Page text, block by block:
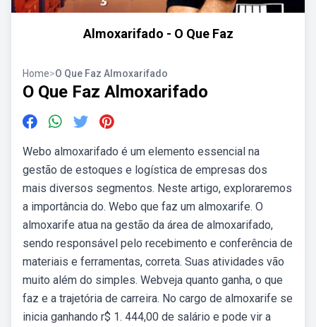
Almoxarifado - O Que Faz
Home>O Que Faz Almoxarifado
O Que Faz Almoxarifado
Webo almoxarifado é um elemento essencial na
gestão de estoques e logística de empresas dos
mais diversos segmentos. Neste artigo, exploraremos
a importância do. Webo que faz um almoxarife. O
almoxarife atua na gestão da área de almoxarifado,
sendo responsável pelo recebimento e conferência de
materiais e ferramentas, correta. Suas atividades vão
muito além do simples. Webveja quanto ganha, o que
faz e a trajetória de carreira. No cargo de almoxarife se
inicia ganhando r$ 1. 444,00 de salário e pode vir a